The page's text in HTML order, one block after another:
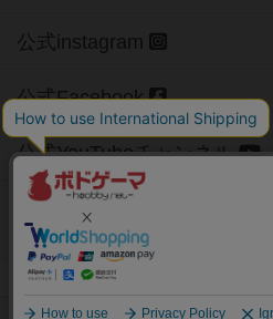
公式instagram
公式Facebook
公式YouTubeチャンネル